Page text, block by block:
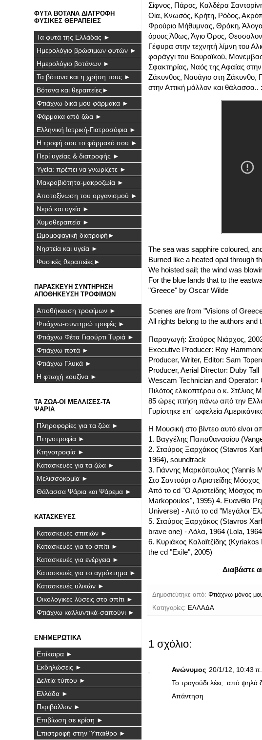
Σίφνος, Πάρος, Καλδέρα
Οία, Κνωσός, Κρήτη, Ρόδος,
Φρούριο Μήθυμνας, Θράκη, Άλογα
όρους Άθως, Άγιο Όρος,
Γέφυρα στην τεχνητή λίμνη του
φαράγγι του Βουραϊκού,
Σφακτηρίας, Ναός της Αφαίας
Ζάκυνθος, Ναυάγιο στη Ζάκυνθο,
στην Αττική μάλλον και θάλασσα..
The sea was sapphire coloured,
Burned like a heated opal through
We hoisted sail; the wind was
For the blue lands that to the
"Greece" by Oscar Wilde
Scenes are from "Visions of
All rights belong to the authors and
Παραγωγή: Σταύρος Νιάρχος,
Executive Producer: Roy
Producer, Writer, Editor: Sam
Producer, Aerial Director: Duby Tall
Wescam Technician and Operator:
Πιλότος ελικοπτέρου ο κ.
85 ώρες πτήση πάνω από την
Γυρίστηκε επ΄ ωφελεία
Η Μουσική στο βίντεο αυτό είναι
1. Βαγγέλης Παπαθανασίου
2. Σταύρος Ξαρχάκος (Stavros
1964), soundtrack
3. Γιάννης Μαρκόπουλος (Yannis
Στο Σαντούρι ο Αριστείδης
Από το cd "Ο Αριστείδης Μόσχος
Markopoulos", 1995) 4. Ευανθία
Universe) - Από το cd "Μεγάλοι
5. Σταύρος Ξαρχάκος (Stavros
brave one) - Λόλα, 1964 (Lola,
6. Κυριάκος Καλαϊτζίδης
the cd "Exile", 2005)
Διαβάστε
Δημοσιεύτηκε από: Φτιάχνω μόνος
Κατηγορίες: ΕΛΛΑΔΑ
1 σχόλιο:
Ανώνυμος 20/1/12, 10:43
Το τραγούδι λέει,..από ψηλά
Απάντηση
ΦΥΤΑ ΒΟΤΑΝΑ ΔΙΑΤΡΟΦΗ
ΦΥΣΙΚΕΣ ΘΕΡΑΠΕΙΕΣ
Τα φυτά της Ελλάδας ►
Ημερολόγιο βρώσιμων φυτών ►
Ημερολόγιο βοτάνων ►
Τα βότανα και η χρήση τους ►
Βότανα και θεραπείες►
Φτιάχνω δικά μου φάρμακα ►
Φάρμακα από ζώα ►
Ελληνική Ιατρική-Γιατροσόφια ►
Η τροφή σου το φάρμακό σου ►
Περί υγείας & διατροφής ►
Υγεία: πρέπει να γνωρίζετε ►
Μακροβιότητα-μακροζωία ►
Αποτοξίνωση του οργανισμού ►
Νερό και υγεία ►
Χυμοθεραπεία ►
Ωμομοφαγική διατροφή►
Νηστεία και υγεία ►
Φυσικές θεραπείες►
ΠΑΡΑΣΚΕΥΗ ΣΥΝΤΗΡΗΣΗ
ΑΠΟΘΗΚΕΥΣΗ ΤΡΟΦΙΜΩΝ
Αποθήκευση τροφίμων ►
Φτιάχνω-συντηρώ τροφές ►
Φτιάχνω Φέτα Γιαούρτι Τυριά ►
Φτιάχνω ποτά ►
Φτιάχνω Γλυκά ►
Η φτωχή κουζίνα ►
ΤΑ ΖΩΑ-ΟΙ ΜΕΛΛΙΣΕΣ-ΤΑ
ΨΑΡΙΑ
Πληροφορίες για τα ζώα ►
Πτηνοτροφία ►
Κτηνοτροφία ►
Κατασκευές για τα ζώα ►
Μελισσοκομία ►
Θάλασσα Ψάρια και Ψάρεμα ►
ΚΑΤΑΣΚΕΥΕΣ
Κατασκευές σπιτιών ►
Κατασκευές για το σπίτι ►
Κατασκευές για ενέργεια ►
Κατασκευές για το αγρόκτημα ►
Κατασκευές υλικών ►
Οικολογικές λύσεις στο σπίτι ►
Φτιάχνω καλλυντικά-σαπούνι ►
ΕΝΗΜΕΡΩΤΙΚΑ
Επίκαιρα ►
Εκδηλώσεις ►
Δελτία τύπου ►
Ελλάδα ►
Περιβάλλον ►
Επιβίωση σε κρίση ►
Επιστροφή στην Ύπαιθρο ►